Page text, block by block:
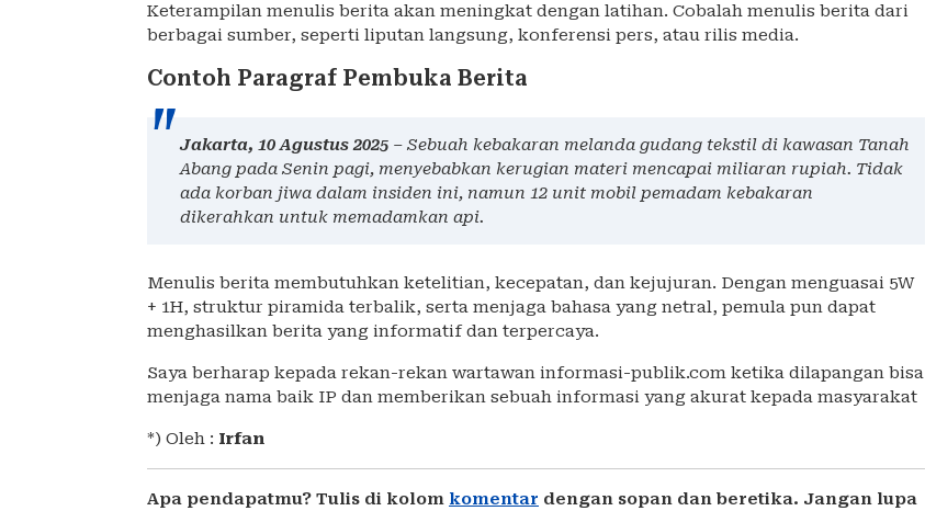
Keterampilan menulis berita akan meningkat dengan latihan. Cobalah menulis berita dari
berbagai sumber, seperti liputan langsung, konferensi pers, atau rilis media.
Contoh Paragraf Pembuka Berita
Jakarta, 10 Agustus 2025 – Sebuah kebakaran melanda gudang tekstil di kawasan Tanah
Abang pada Senin pagi, menyebabkan kerugian materi mencapai miliaran rupiah. Tidak
ada korban jiwa dalam insiden ini, namun 12 unit mobil pemadam kebakaran
dikerahkan untuk memadamkan api.
Menulis berita membutuhkan ketelitian, kecepatan, dan kejujuran. Dengan menguasai 5W
+ 1H, struktur piramida terbalik, serta menjaga bahasa yang netral, pemula pun dapat
menghasilkan berita yang informatif dan terpercaya.
Saya berharap kepada rekan-rekan wartawan informasi-publik.com ketika dilapangan bisa
menjaga nama baik IP dan memberikan sebuah informasi yang akurat kepada masyarakat
*) Oleh : Irfan
Apa pendapatmu? Tulis di kolom komentar dengan sopan dan beretika. Jangan lupa